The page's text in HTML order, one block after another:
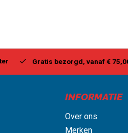
Gratis bezorgd, vanaf € 75,00
INFORMATIE
Over ons
Merken